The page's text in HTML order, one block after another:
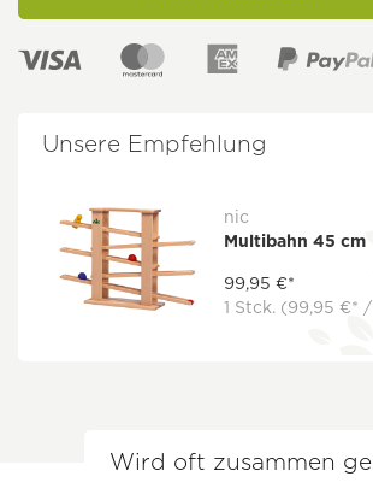
Unsere Empfehlung
nic
Multibahn 45 cm
99,95 €*
1 Stck. (99,95 €* /
Wird oft zusammen